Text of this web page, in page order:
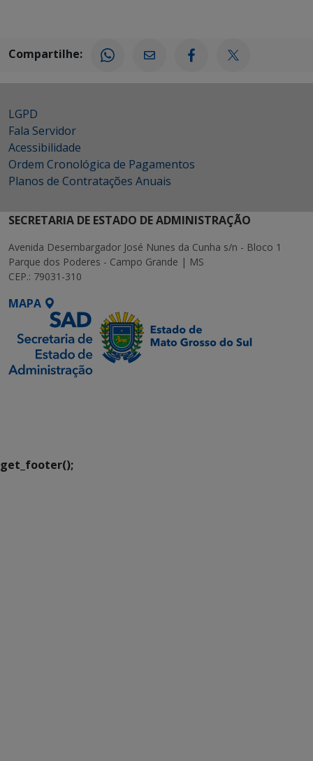
Compartilhe:
LGPD
Fala Servidor
Acessibilidade
Ordem Cronológica de Pagamentos
Planos de Contratações Anuais
SECRETARIA DE ESTADO DE ADMINISTRAÇÃO
Avenida Desembargador José Nunes da Cunha s/n - Bloco 1
Parque dos Poderes - Campo Grande | MS
CEP.: 79031-310
MAPA
get_footer();